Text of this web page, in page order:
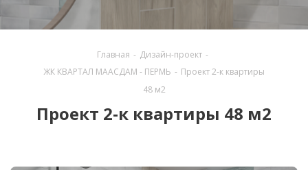
Главная - Дизайн-проект -
ЖК КВАРТАЛ МААСДАМ - ПЕРМЬ - Проект 2-к квартиры
48 м2
Проект 2-к квартиры 48 м2